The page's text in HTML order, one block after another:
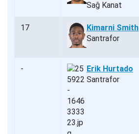
Sağ Kanat
17
Kimarni Smith
Santrafor
-
Erik Hurtado
Santrafor